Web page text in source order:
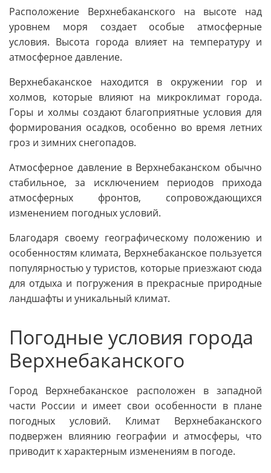
Расположение Верхнебаканского на высоте над
уровнем моря создает особые атмосферные
условия. Высота города влияет на температуру и
атмосферное давление.
Верхнебаканское находится в окружении гор и
холмов, которые влияют на микроклимат города.
Горы и холмы создают благоприятные условия для
формирования осадков, особенно во время летних
гроз и зимних снегопадов.
Атмосферное давление в Верхнебаканском обычно
стабильное, за исключением периодов прихода
атмосферных фронтов, сопровождающихся
изменением погодных условий.
Благодаря своему географическому положению и
особенностям климата, Верхнебаканское пользуется
популярностью у туристов, которые приезжают сюда
для отдыха и погружения в прекрасные природные
ландшафты и уникальный климат.
Погодные условия города
Верхнебаканского
Город Верхнебаканское расположен в западной
части России и имеет свои особенности в плане
погодных условий. Климат Верхнебаканского
подвержен влиянию географии и атмосферы, что
приводит к характерным изменениям в погоде.